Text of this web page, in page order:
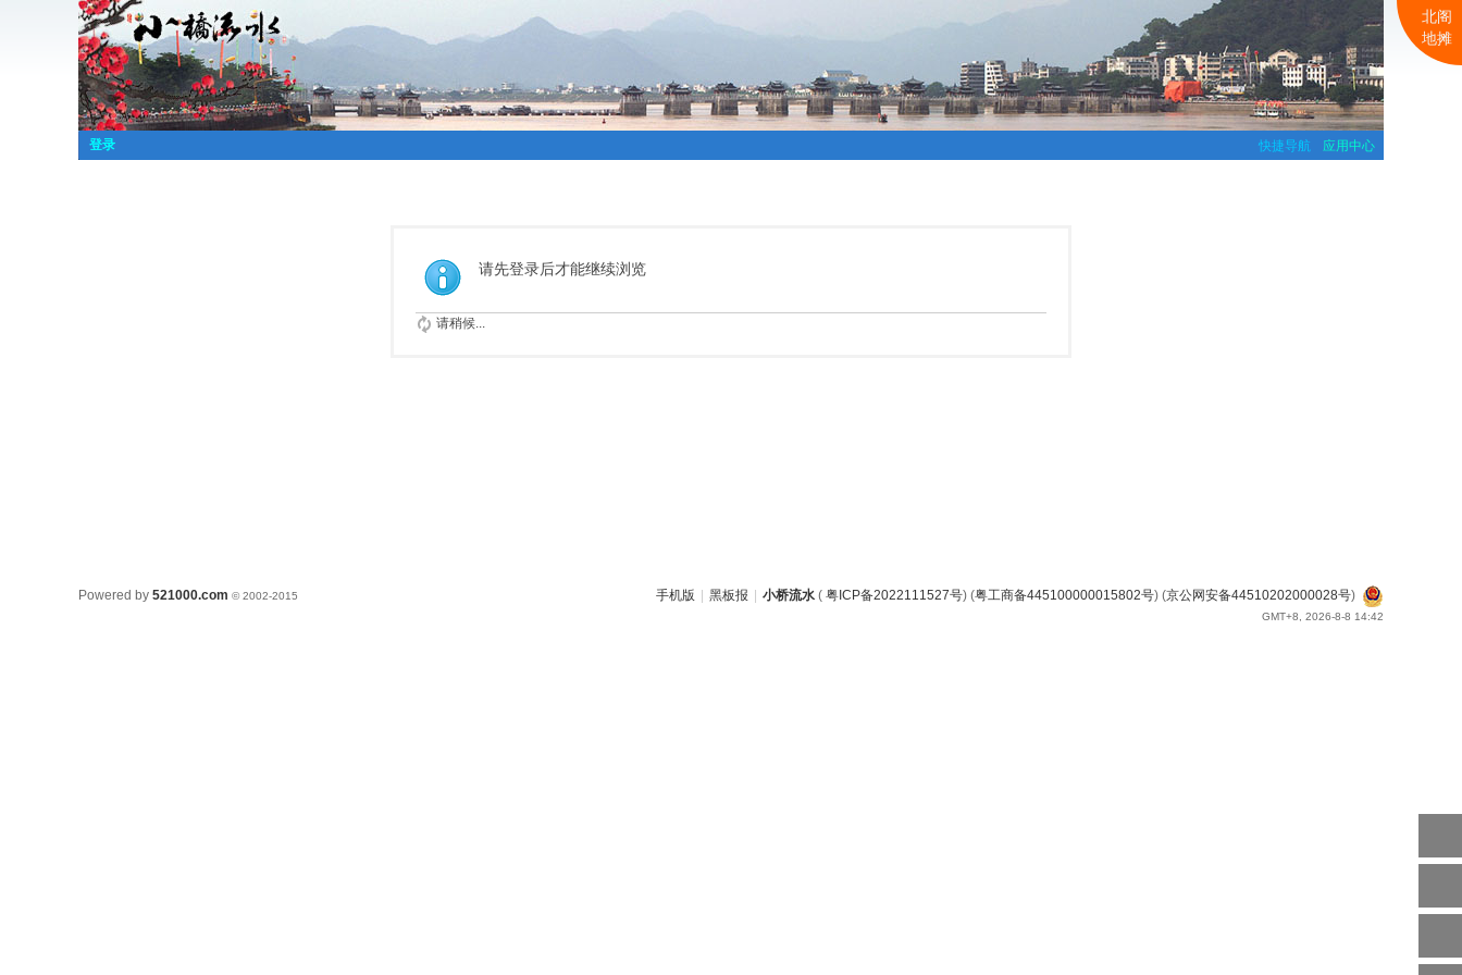
应用中心
快捷导航
登录
请先登录后才能继续浏览
请稍候...
北阁
地摊
手机版 黑板报 小桥流水 ( 粤ICP备2022111527号) (粤工商备445100000015802号) (京公网安备44510202000028号)
GMT+8, 2026-8-8 14:42
Powered by 521000.com © 2002-2015